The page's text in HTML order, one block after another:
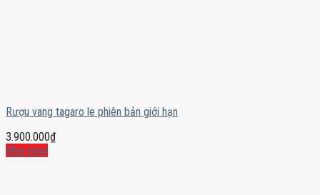
Rượu vang tagaro le phiên bản giới hạn
3.900.000₫
Mua ngay